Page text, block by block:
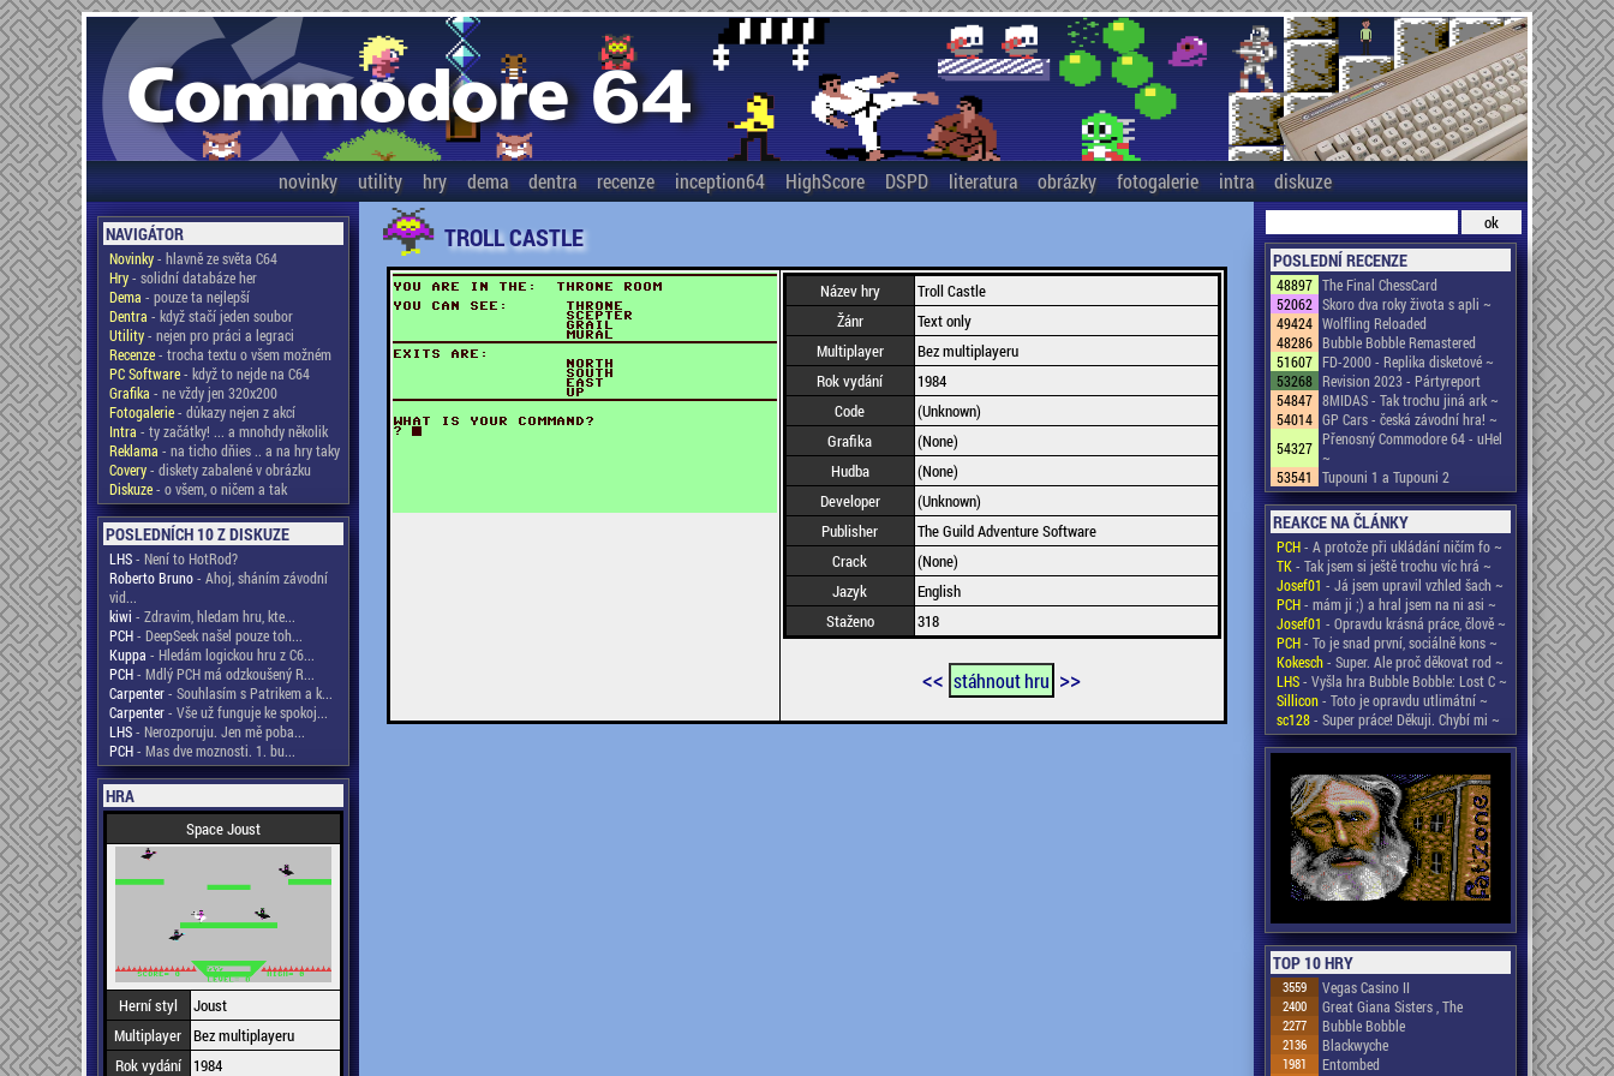
novinky utility hry dema dentra recenze inception64 HighScore DSPD literatura obrázky fotogalerie intra diskuze
NAVIGÁTOR
Novinky- hlavně ze světa C64
Hry- solidní databáze her
Dema - pouze ta nejlepší
Dentra - když stačí jeden soubor
Utility- nejen pro práci a legraci
Recenze- trocha textu o všem možném
PC Software- když to nejde na C64
Grafika - ne vždy jen 320x200
Fotogalerie- důkazy nejen z akcí
Intra - ty začátky! ... a mnohdy několik
Reklama - na ticho dňies .. a na hry taky
Covery- diskety zabalené v obrázku
Diskuze- o všem, o ničem a tak
POSLEDNÍCH 10 Z DISKUZE
LHS- Není to HotRod?
Roberto Bruno- Ahoj, sháním závodní
vid...
kiwi - Zdravim, hledam hru, kte...
PCH- DeepSeek našel pouze toh...
Kuppa - Hledám logickou hru z C6...
PCH- Mdlý PCH má odzkoušený R...
Carpenter- Souhlasím s Patrikem a k...
Carpenter- Vše už funguje ke spokoj...
LHS- Nerozporuju. Jen mě poba...
PCH- Mas dve moznosti. 1. bu...
HRA
Space Joust
Herní styl
Joust
Multiplayer Bez multiplayeru
Rok vydání
1984
TROLL CASTLE
Název hry
Troll Castle
Žánr
Text only
Multiplayer
Bez multiplayeru
Rok vydání
1984
Code
(Unknown)
Grafika
(None)
Hudba
(None)
Developer
(Unknown)
Publisher
The Guild Adventure Software
Crack
(None)
Jazyk
English
Staženo
318
<< stáhnout hru >>
POSLEDNÍ RECENZE
48897 The Final ChessCard
52062 Skoro dva roky života s apli ~
49424 Wolfling Reloaded
48286 Bubble Bobble Remastered
51607 FD-2000 - Replika disketové ~
53268 Revision 2023 - Pártyreport
54847 8MIDAS - Tak trochu jiná ark ~
54014 GP Cars - česká závodní hra! ~
54327 Přenosný Commodore 64 - uHel
~
53541
Tupouni 1 a Tupouni 2
REAKCE NA ČLÁNKY
PCH- A protože při ukládání ničím fo ~
TK- Tak jsem si ještě trochu víc hrá ~
Josef01 - Já jsem upravil vzhled šach ~
PCH- mám ji ;) a hral jsem na ni asi ~
Josef01 - Opravdu krásná práce, člově ~
PCH- To je snad první, sociálně kons ~
Kokesch- Super. Ale proč děkovat rod ~
LHS- Vyšla hra Bubble Bobble: Lost C ~
Sillicon- Toto je opravdu utlimátní ~
sc128- Super práce! Děkuji. Chybí mi ~
TOP 10 HRY
3559 Vegas Casino II
2400 Great Giana Sisters , The
2277 Bubble Bobble
2136 Blackwyche
1981 Entombed